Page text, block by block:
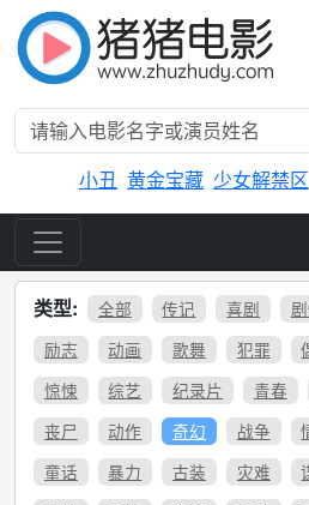
小丑 黄金宝藏 少女解禁区
类型: 全部 传记 喜剧
励志
动画 歌舞 犯罪
惊悚
综艺 纪录片 青春
丧尸
动作 奇幻 战争
童话
暴力 古装 灾难